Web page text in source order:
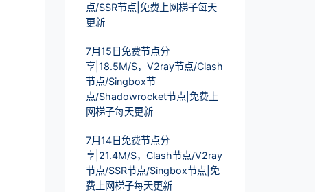
点/SSR节点|免费上网梯子每天
更新
7月15日免费节点分
享|18.5M/S，V2ray节点/Clash
节点/Singbox节
点/Shadowrocket节点|免费上
网梯子每天更新
7月14日免费节点分
享|21.4M/S，Clash节点/V2ray
节点/SSR节点/Singbox节点|免
费上网梯子每天更新